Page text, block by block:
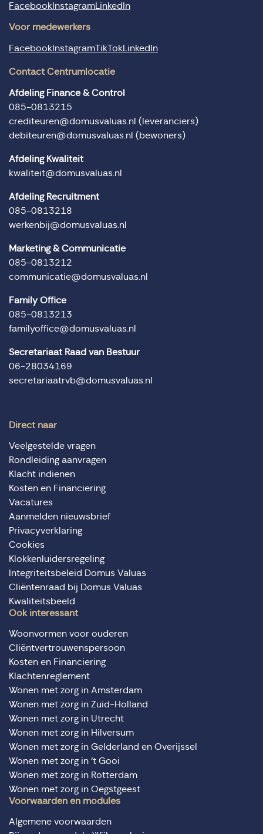
FacebookInstagramLinkedIn
Voor medewerkers
FacebookInstagramTikTokLinkedIn
Contact Centrumlocatie
Afdeling Finance & Control
085-0813215
crediteuren@domusvaluas.nl (leveranciers)
debiteuren@domusvaluas.nl (bewoners)
Afdeling Kwaliteit
kwaliteit@domusvaluas.nl
Afdeling Recruitment
085-0813218
werkenbij@domusvaluas.nl
Marketing & Communicatie
085-0813212
communicatie@domusvaluas.nl
Family Office
085-0813213
familyoffice@domusvaluas.nl
Secretariaat Raad van Bestuur
06-28034169
secretariaatrvb@domusvaluas.nl
Direct naar
Veelgestelde vragen
Rondleiding aanvragen
Klacht indienen
Kosten en Financiering
Vacatures
Aanmelden nieuwsbrief
Privacyverklaring
Cookies
Klokkenluidersregeling
Integriteitsbeleid Domus Valuas
Cliëntenraad bij Domus Valuas
Kwaliteitsbeeld
Ook interessant
Woonvormen voor ouderen
Cliëntvertrouwenspersoon
Kosten en Financiering
Klachtenreglement
Wonen met zorg in Amsterdam
Wonen met zorg in Zuid-Holland
Wonen met zorg in Utrecht
Wonen met zorg in Hilversum
Wonen met zorg in Gelderland en Overijssel
Wonen met zorg in ‘t Gooi
Wonen met zorg in Rotterdam
Wonen met zorg in Oegstgeest
Voorwaarden en modules
Algemene voorwaarden